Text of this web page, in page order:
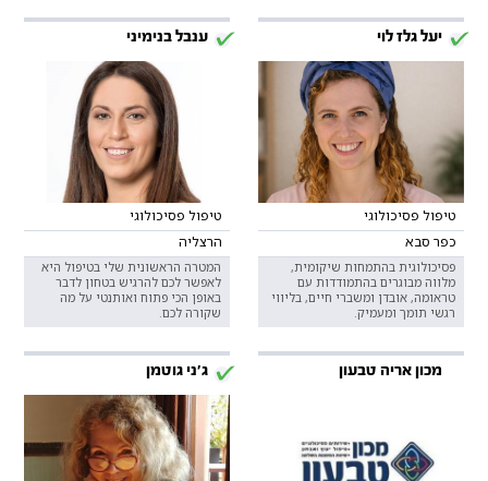
יעל גלז לוי
טיפול פסיכולוגי
כפר סבא
פסיכולוגית בהתמחות שיקומית,
מלווה מבוגרים בהתמודדות עם
טראומה, אובדן ומשברי חיים, בליווי
רגשי תומך ומעמיק.
ענבל בנימיני
טיפול פסיכולוגי
הרצליה
המטרה הראשונית שלי בטיפול היא
לאפשר לכם להרגיש בטחון לדבר
באופן הכי פתוח ואותנטי על מה
שקורה לכם.
מכון אריה טבעון ג'ני גוטמן